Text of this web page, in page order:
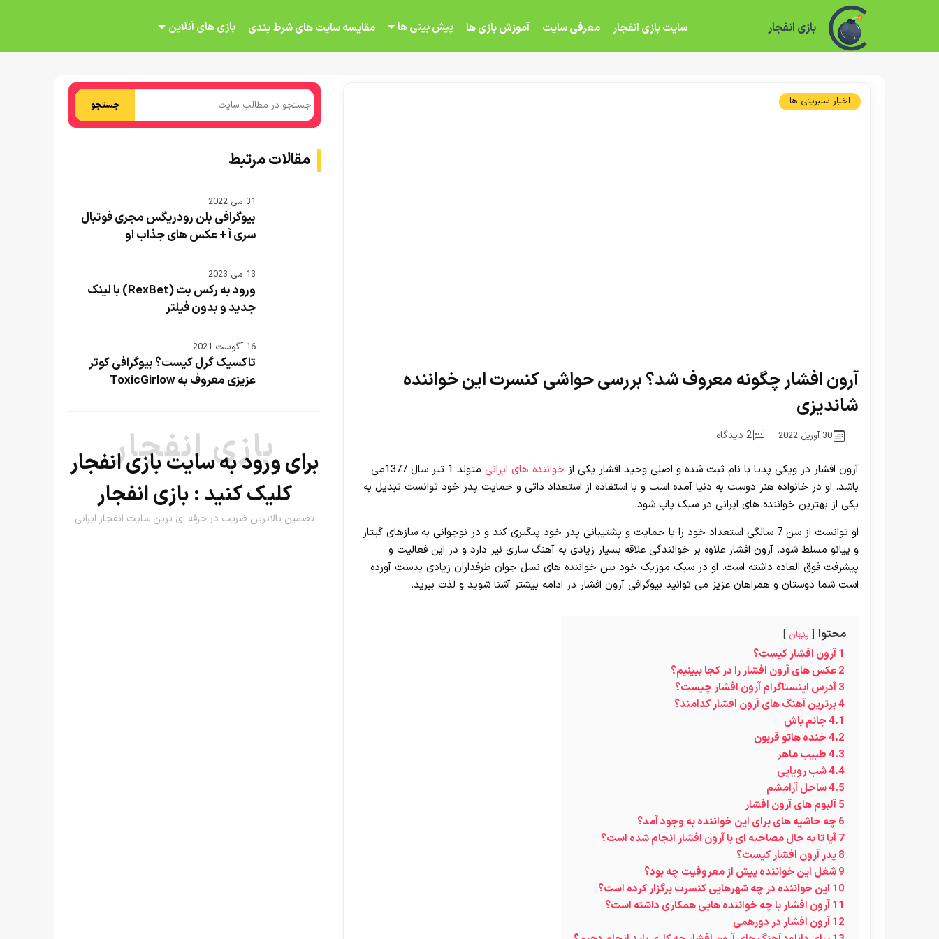
بازی انفجار سایت بازی انفجار معرفی سایت آموزش بازی ها پیش بینی ها مقایسه سایت های شرط بندی بازی های آنلاین
اخبار سلبریتی ها
آرون افشار چگونه معروف شد؟ بررسی حواشی کنسرت این خواننده
شاندیزی
30 آوریل 2022 2 دیدگاه
آرون افشار در ویکی پدیا با نام ثبت شده و اصلی وحید افشار یکی از خواننده های ایرانی
متولد 1 تیر سال 1377می
باشد. او در خانواده هنر دوست به دنیا آمده است و با استفاده از استعداد ذاتی و حمایت پدر خود توانست تبدیل به
یکی از بهترین خواننده های ایرانی در سبک پاپ شود.
او توانست از سن 7 سالگی استعداد خود را با حمایت و پشتیبانی پدر خود پیگیری کند و در نوجوانی به سازهای گیتار
و پیانو مسلط شود. آرون افشار علاوه بر خوانندگی علاقه بسیار زیادی به آهنگ سازی نیز دارد و در این فعالیت و
پیشرفت فوق العاده داشته است. او در سبک موزیک خود بین خواننده های نسل جوان طرفداران زیادی بدست آورده
است شما دوستان و همراهان عزیز می توانید بیوگرافی آرون افشار در ادامه بیشتر آشنا شوید و لذت ببرید.
محتوا پنهان
1آرون افشار کیست؟
2عکس های آرون افشار را در کجا ببینیم؟
3آدرس اینستاگرام آرون افشار چیست؟
4برترین آهنگ های آرون افشار کدامند؟
4.1جانم باش
4.2خنده هاتو قربون
4.3طبیب ماهر
4.4شب رویایی
4.5ساحل آرامشم
5آلبوم های آرون افشار
6 چه حاشیه های برای این خواننده به وجود آمد؟
7آیا تا به حال مصاحبه ای با آرون افشار انجام شده است؟
8پدر آرون افشار کیست؟
9شغل این خواننده پیش از معروفیت چه بود؟
10 این خواننده در چه شهرهایی کنسرت برگزار کرده است؟
11آرون افشار با چه خواننده هایی همکاری داشته است؟
12آرون افشار در دورهمی
جستجو
مقالات مرتبط
31 می 2022
بیوگرافی بلن رودریگس مجری فوتبال
سری آ + عکس های جذاب او
13 می 2023
ورود به رکس بت (RexBet) با لینک
جدید و بدون فیلتر
16 آگوست 2021
تاکسیک گرل کیست؟ بیوگرافی کوثر
عزیزی معروف به ToxicGirlow
بازی انفجار
برای ورود به سایت بازی انفجار
کلیک کنید : بازی انفجار
تضمین بالاترین ضریب در حرفه ای ترین سایت انفجار ایرانی